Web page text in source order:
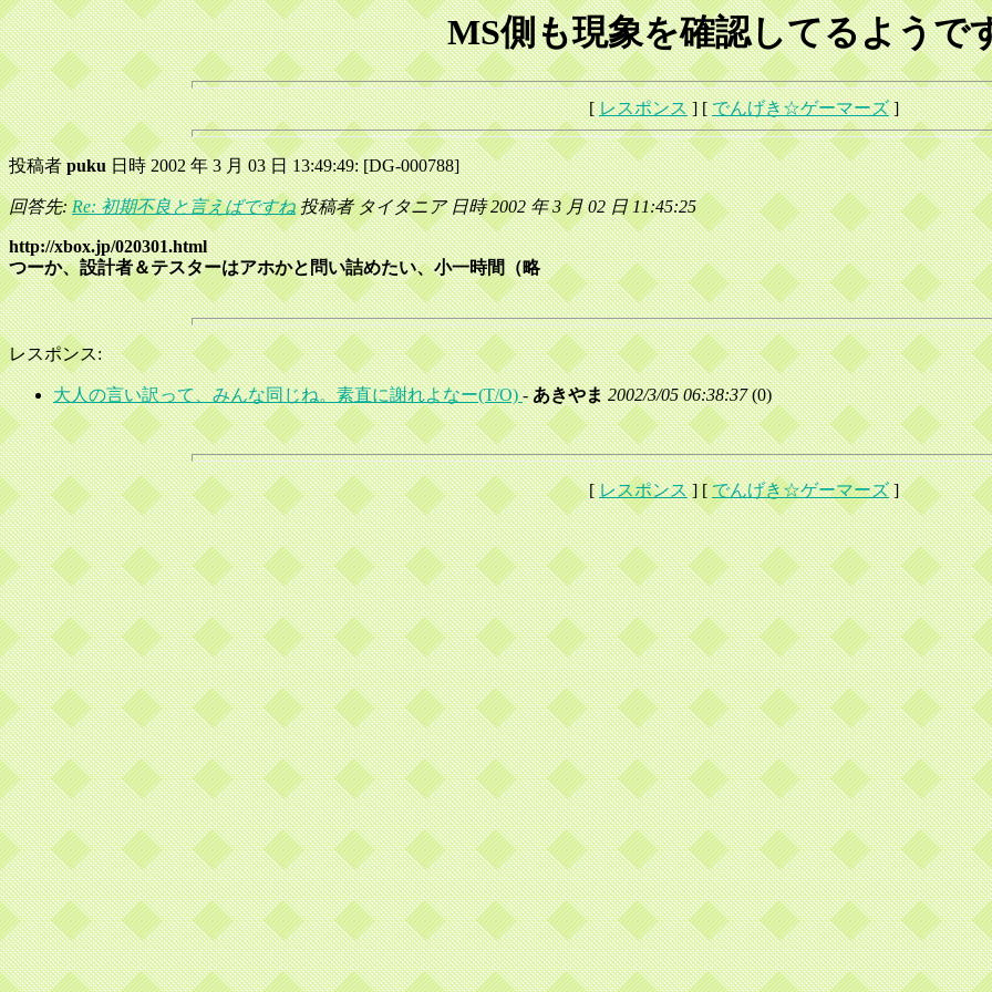
MS側も現象を確認してるようで
[レスポンス] [でんげき☆ゲーマーズ]
投稿者puku日時 2002 年 3 月 03 日 13:49:49: [DG-000788]
回答先:Re: 初期不良と言えばですね投稿者 タイタニア 日時 2002 年 3 月 02 日 11:45:25
http://xbox.jp/020301.html
つーか、設計者＆テスターはアホかと問い詰めたい、小一時間（略
レスポンス:
大人の言い訳って、みんな同じね。素直に謝れよなー(T/O)-あきやま 2002/3/05 06:38:37(0)
[レスポンス] [でんげき☆ゲーマーズ]